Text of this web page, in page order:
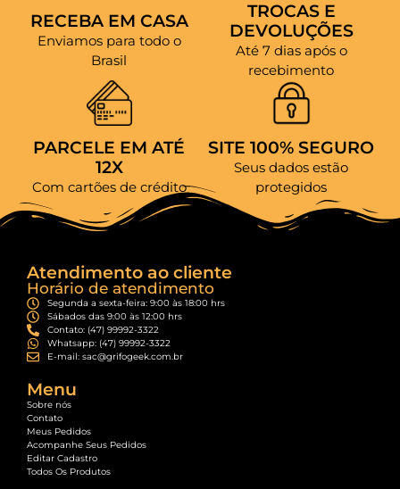
RECEBA EM CASA
Enviamos para todo o
Brasil
TROCAS E
DEVOLUÇÕES
Até 7 dias após o
recebimento
PARCELE EM ATÉ
12X
Com cartões de crédito
SITE 100% SEGURO
Seus dados estão
protegidos
Atendimento ao cliente
Horário de atendimento
Segunda a sexta-feira: 9:00 às 18:00 hrs
Sábados das 9:00 às 12:00 hrs
Contato: (47) 99992-3322
Whatsapp: (47) 99992-3322
E-mail: sac@grifogeek.com.br
Menu
Sobre nós
Contato
Meus Pedidos
Acompanhe Seus Pedidos
Editar Cadastro
Todos Os Produtos